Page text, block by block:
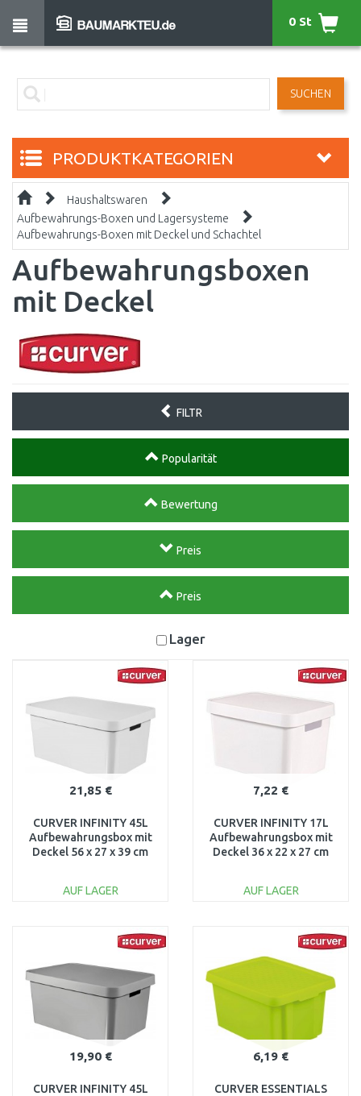
SUCHEN
0 St
PRODUKTKATEGORIEN
Haushaltswaren
Aufbewahrungs-Boxen und Lagersysteme
Aufbewahrungs-Boxen mit Deckel und Schachtel
Aufbewahrungsboxen
mit Deckel
FILTR
Popularität
Bewertung
Preis
Preis
Lager
21,85 €
CURVER INFINITY 45L
Aufbewahrungsbox mit
Deckel 56 x 27 x 39 cm
AUF LAGER
7,22 €
CURVER INFINITY 17L
Aufbewahrungsbox mit
Deckel 36 x 22 x 27 cm
AUF LAGER
Vergleichen
19,90 €
CURVER INFINITY 45L
6,19 €
CURVER ESSENTIALS